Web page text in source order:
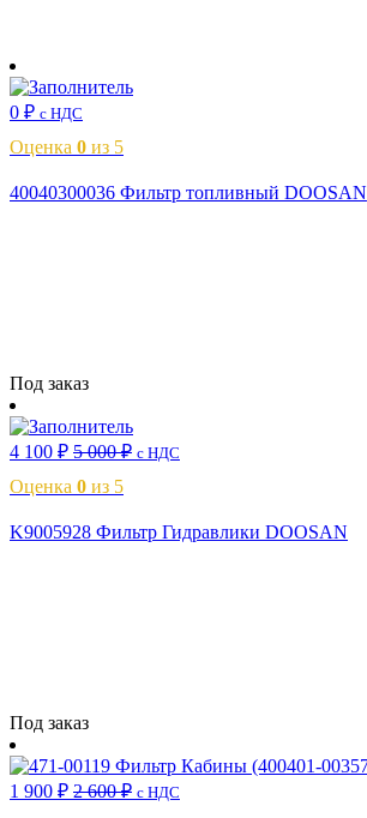
0 ₽ с НДС
Оценка 0 из 5
40040300036 Фильтр топливный DOOSAN
Под заказ
4 100 ₽ 5 000₽ с НДС
Оценка 0 из 5
K9005928 Фильтр Гидравлики DOOSAN
Под заказ
1 900 ₽ 2 600₽ с НДС